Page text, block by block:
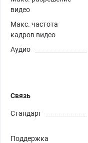
видео
Макс. частота
кадров видео
Аудио
Связь
Стандарт
Поддержка